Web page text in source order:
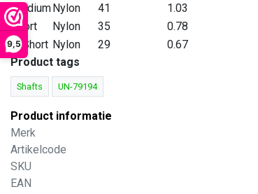
9,5
MediumNylon 41
1.03
Short
Nylon 35
0.78
X-Short Nylon 29
0.67
Product tags
Shafts UN-79194
Product informatie
Merk
Artikelcode
SKU
EAN